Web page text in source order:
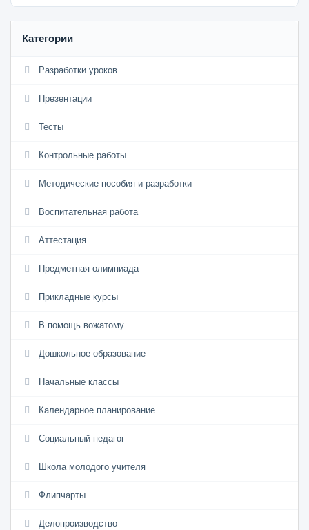
Категории
Разработки уроков
Презентации
Тесты
Контрольные работы
Методические пособия и разработки
Воспитательная работа
Аттестация
Предметная олимпиада
Прикладные курсы
В помощь вожатому
Дошкольное образование
Начальные классы
Календарное планирование
Социальный педагог
Школа молодого учителя
Флипчарты
Делопроизводство